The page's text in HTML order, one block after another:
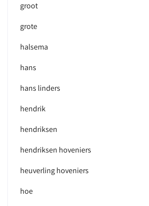
groot
grote
halsema
hans
hans linders
hendrik
hendriksen
hendriksen hoveniers
heuverling hoveniers
hoe